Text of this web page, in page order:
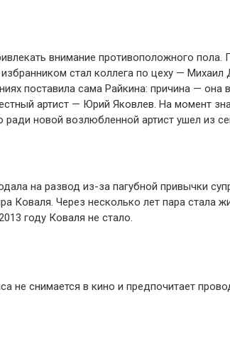
внимание противоположного
стал коллега по цеху —
поставила сама Райкина: причина — она
артист — Юрий Яковлев. На момент
ради новой возлюбленной артист ушел из
на развод из-за пагубной привычки
Коваля. Через несколько лет пара стала
году Коваля не стало.
не снимается в кино и предпочитает